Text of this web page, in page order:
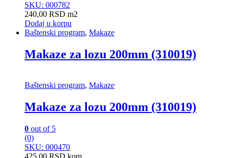
SKU: 000782
240,00 RSD m2
Dodaj u korpu
Baštenski program, Makaze
Makaze za lozu 200mm (310019)
Baštenski program, Makaze
Makaze za lozu 200mm (310019)
0 out of 5
(0)
SKU: 000470
425,00 RSD kom